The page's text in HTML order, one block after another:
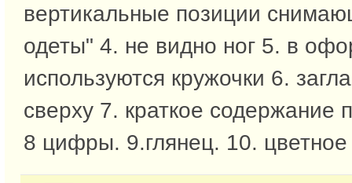
вертикальные позиции
одеты" 4. не видно ног 5. в
используются кружочки 6.
сверху 7. краткое содержание
8 цифры. 9.глянец. 10.